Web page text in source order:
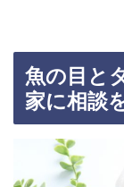
魚の目と
家に相談